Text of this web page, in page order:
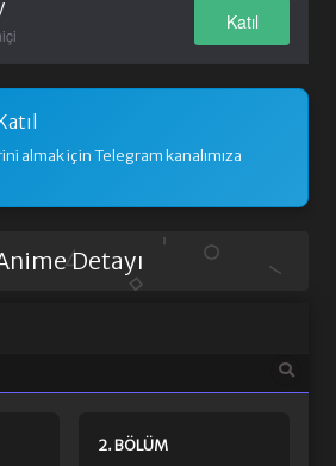
Katıl
almak için Telegram kanalımıza
Detayı
2. BÖLÜM